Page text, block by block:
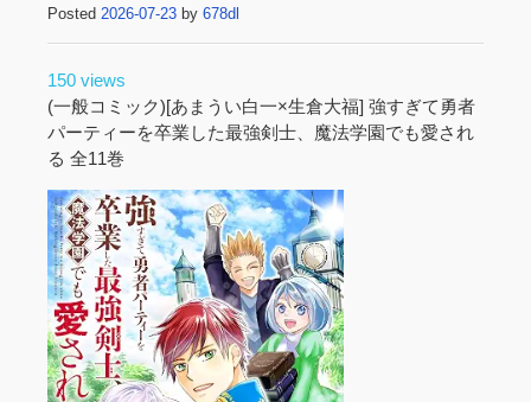
Posted 2026-07-23 by 678dl
150 views
(一般コミック)[あまうい白一×生倉大福] 強すぎて勇者
パーティーを卒業した最強剣士、魔法学園でも愛され
る 全11巻